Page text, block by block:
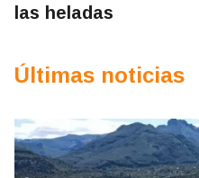
las heladas
Últimas noticias